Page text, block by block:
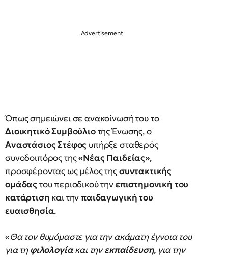
Όπως σημειώνει σε ανακοίνωσή του το
Διοικητικό Συμβούλιοτης Ένωσης, ο
Αναστάσιος Στέφος υπήρξε σταθερός
συνοδοιπόρος της«Νέας Παιδείας»,
προσφέροντας ως μέλος τηςσυντακτικής
ομάδαςτου περιοδικού τηνεπιστημονική του
κατάρτιση και τηνπαιδαγωγική του
ευαισθησία.
«Θα τον θυμόμαστε για την ακάματη έγνοια του
για τηφιλολογίακαι τηνεκπαίδευση, για την